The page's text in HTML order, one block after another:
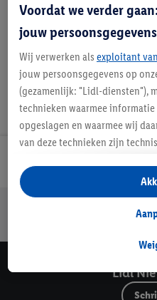
Veilig
Lidl
Voordat we verder
jouw persoonsgegevens
Wij verwerken als exploitant
jouw persoonsgegevens op
(gezamenlijk: "Lidl-diensten"),
technieken waarmee
opgeslagen en waarmee wij
van deze technieken zijn
opslaan van
analyseren van statistieken of
gepersonaliseerde reclame
gegevens over jouw
Als je hier toestemming geeft
van reclame en als je